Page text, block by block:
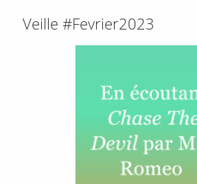
Veille #Fevrier2023